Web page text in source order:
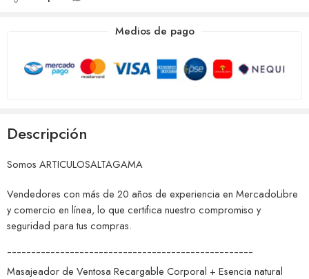
Medios de pago
Descripción
Somos ARTICULOSALTAGAMA
Vendedores con más de 20 años de experiencia en MercadoLibre
y comercio en línea, lo que certifica nuestro compromiso y
seguridad para tus compras.
¯¯¯¯¯¯¯¯¯¯¯¯¯¯¯¯¯¯¯¯¯¯¯¯¯¯¯¯¯¯¯¯¯¯¯¯¯¯¯¯¯¯¯¯¯¯¯¯¯¯¯
Masajeador de Ventosa Recargable Corporal + Esencia natural